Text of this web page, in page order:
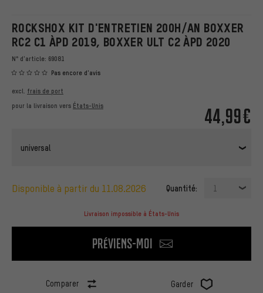
ROCKSHOX KIT D'ENTRETIEN 200H/AN BOXXER
RC2 C1 ÀPD 2019, BOXXER ULT C2 ÀPD 2020
N° d'article: 69081
Pas encore d'avis
44,99€
excl. frais de port
pour la livraison vers États-Unis
universal
disponible à partir du 11.08.2026 Quantité: 1
Livraison impossible à États-Unis
Préviens-moi
Comparer Garder